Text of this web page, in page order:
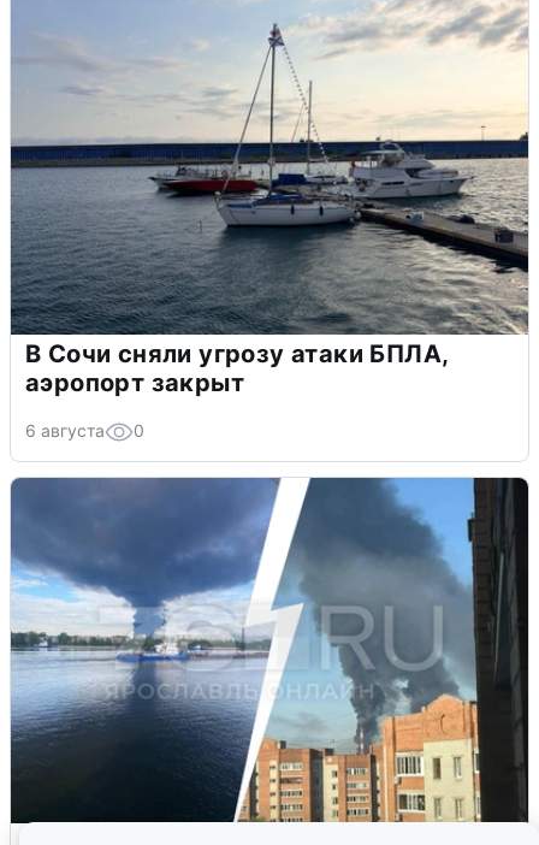
В Сочи сняли угрозу атаки БПЛА,
аэропорт закрыт
6 августа 0